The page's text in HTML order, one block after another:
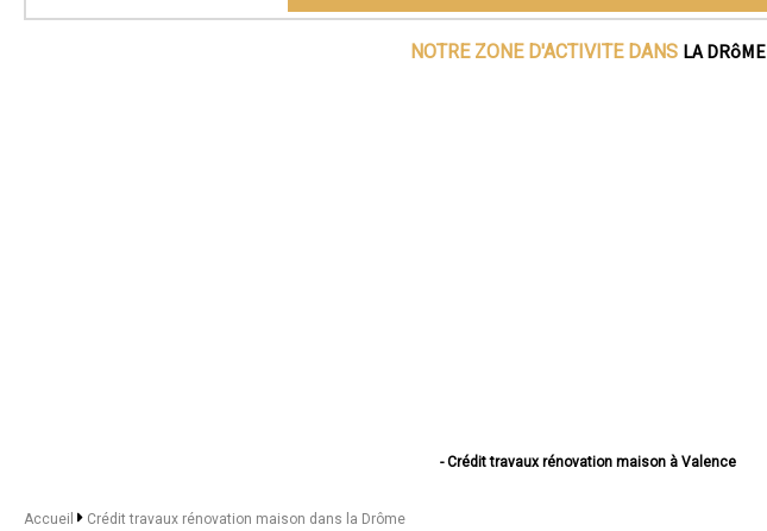
NOTRE ZONE D'ACTIVITE DANS LA DRôME
- Crédit travaux rénovation maison à Valence
Accueil Crédit travaux rénovation maison dans la Drôme